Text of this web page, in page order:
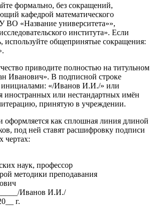
формально, без сокращений,
кафедрой математического
ВО «Название университета»»,
института». Если
используйте общепринятые сокращения:
приводите полностью на титульном
Иванович». В подписной строке
инициалами: «/Иванов И.И./» или
или нестандартных имён
принятую в учреждении.
оформляется как сплошная линия длиной
под ней ставят расшифровку подписи
чертах:
наук, профессор
методики преподавания
Иванов И.И./
г.